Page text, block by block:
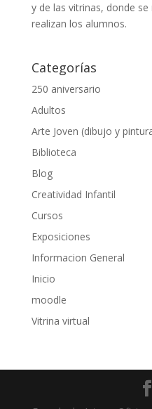
y de las vitrinas, donde
realizan los alumnos.
Categorías
250 aniversario
Adultos
Arte Joven (dibujo y
Biblioteca
Blog
Creatividad Infantil
Cursos
Exposiciones
Informacion General
Inicio
moodle
Vitrina virtual